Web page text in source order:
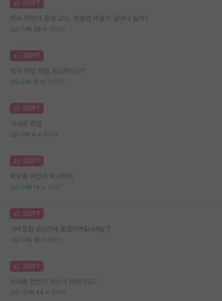
김GPT
박사 학위자 중에 교수, 정출연 비율이 얼마나 될까?
5 36 11382
김GPT
박사 취업 학벌 중요한가요?
2 19 12065
김GPT
석사후 취업
1 4 8014
김GPT
학부졸 취업과 박사학위
8 14 5667
김GPT
석박통합 4년만에 졸업하면&hellip;?
0 18 6813
김GPT
박사를 한번더 하는거 어떤가요?
15 44 9500